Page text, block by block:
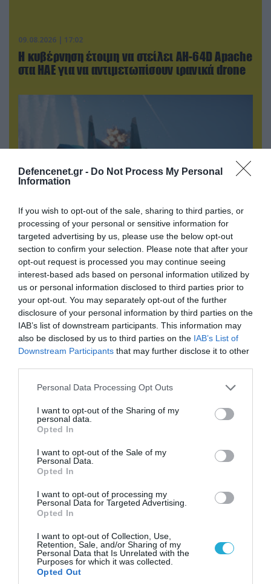
Defencenet.gr - Do Not Process My Personal
Information
If you wish to opt-out of the sale, sharing to third parties, or
processing of your personal or sensitive information for
targeted advertising by us, please use the below opt-out
section to confirm your selection. Please note that after your
opt-out request is processed you may continue seeing
interest-based ads based on personal information utilized by
us or personal information disclosed to third parties prior to
your opt-out. You may separately opt-out of the further
disclosure of your personal information by third parties on the
IAB’s list of downstream participants. This information may
also be disclosed by us to third parties on the IAB’s List of
Downstream Participants that may further disclose it to other
Please note that this website/app uses one or more Google
not limited to your visit or usage behaviour. You may click to
grant or deny consent to Google and its third-party tags to
use your data for below specified purposes in below Google
consent section.
Personal Data Processing Opt Outs
I want to opt-out of the Sharing of my
personal data.
Opted In
I want to opt-out of the Sale of my
Personal Data.
Opted In
I want to opt-out of processing my
Personal Data for Targeted Advertising.
Opted In
I want to opt-out of Collection, Use,
Retention, Sale, and/or Sharing of my
Personal Data that Is Unrelated with the
Purposes for which it was collected.
Opted Out
09.08.2026 | 17:02
Η κυβέρνηση έτοιμη να στείλει AH-64D Apache
στα ΗΑΕ για να αντιμετωπίσουν ιρανικά drone
09.08.2026 | 19:02
Ρωσικό Su-34 προκάλεσε τον όλεθρο σε
κτίριο με Ουκρανούς στη Ζαπορίζια – Δείτε
βίντεο
09.08.2026 | 14:02
Το Ιράν ενεργοποιεί τα F-4 Phantom για
βομβαρδισμούς: Τα αμερικανικά μαχητικά σε
ετοιμότητα να χτυπήσουν Αμερικανούς
ΠΟΛΙΤΙΚΗ